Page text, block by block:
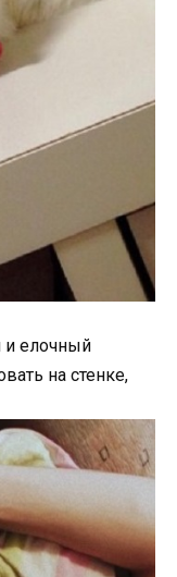
и елочный
на стенке,